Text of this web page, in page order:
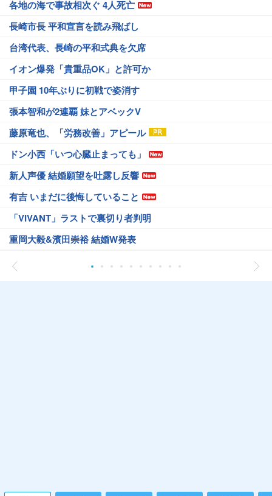
各地の海で事故相次ぐ 4人死亡
長崎市長 平和宣言を読み飛ばし
台湾代表、長崎の平和式典を欠席
イオン爆発「貴重品OK」と許可か
甲子園 10年ぶりに初戦で姿消す
張本智和が2連覇 妹とアベックV
藤原竜也、「労務改善」アピール
ドン小西「いつ心臓止まっても」
新人声優 結婚願望を吐露し反響
有吉 いまだに後悔していること
「VIVANT」ラストで裏切り者判明
重岡大毅&濱田崇裕 結婚W発表